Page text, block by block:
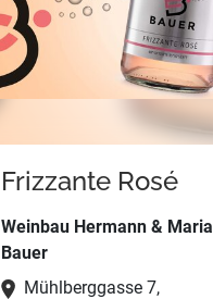
Frizzante Rosé
Weinbau Hermann & Maria
Bauer
Mühlberggasse 7,